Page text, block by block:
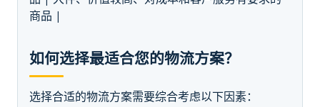
商品 |
如何选择最适合您的物流方案？
选择合适的物流方案需要综合考虑以下因素：